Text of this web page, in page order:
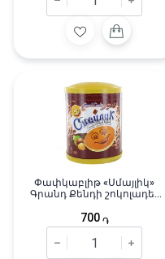
Փափկաբլիթ «Սմայլիկ»
Գրանդ Քենդի շոկոլադե-
հատ/200գ
700 ֏